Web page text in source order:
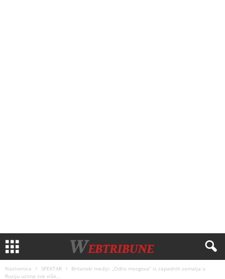
Naslovnica SPEKTAR
Britanski mediji: „Odliv mozgova“ iz zapadnih zemalja u
Rusiju uzima sve više...